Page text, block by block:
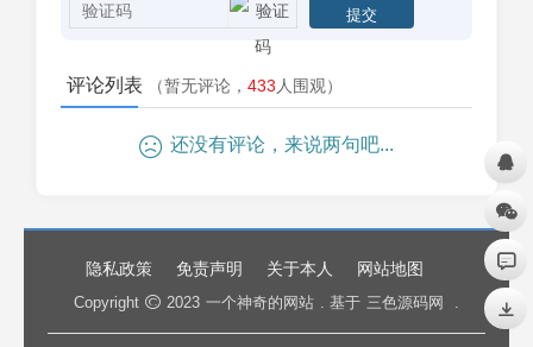
评论列表 （暂无评论， 433 人围观）
还没有评论，来说两句吧...
隐私政策 免责声明 关于本人 网站地图
Copyright 2023 一个神奇的网站 . 基于 三色源码网